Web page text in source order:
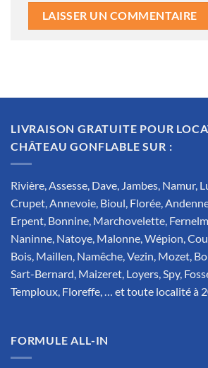
LIVRAISON GRATUITE POUR
CHÂTEAU GONFLABLE SUR :
Rivière, Assesse, Dave, Jambes, Namur,
Crupet, Annevoie, Bioul, Florée,
Erpent, Bonnine, Marchovelette,
Naninne, Natoye, Malonne, Wépion,
Bois, Maillen, Namêche, Vezin, Mozet,
Sart-Bernard, Maizeret, Loyers, Spy,
Temploux, Floreffe, … et toute localité à
FORMULE ALL-IN